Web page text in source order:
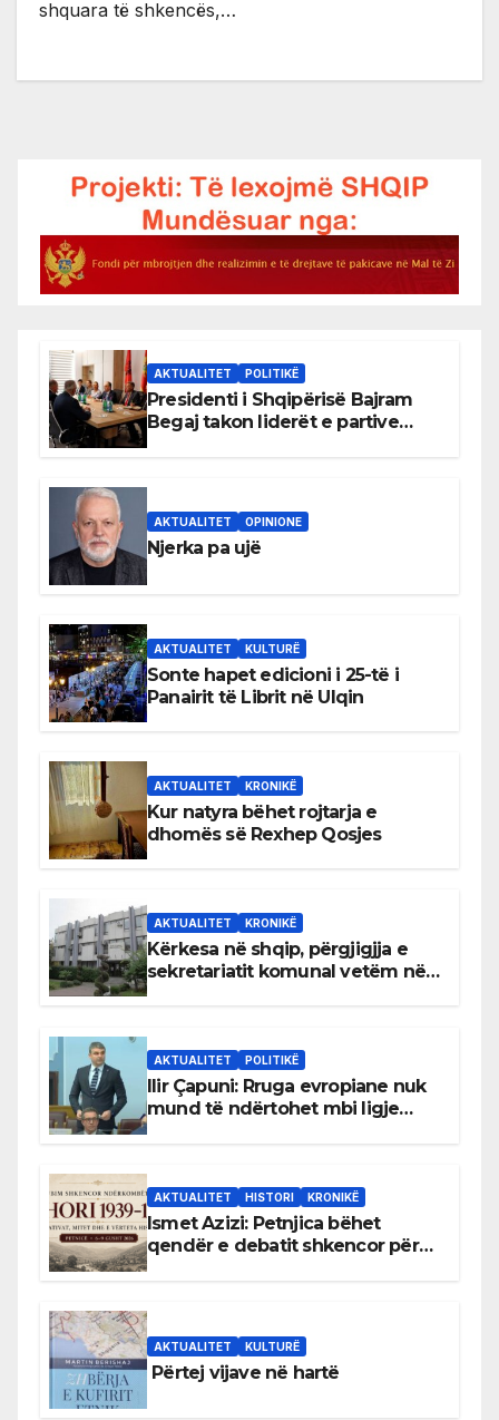
shquara të shkencës,…
AKTUALITET POLITIKË
Presidenti i Shqipërisë Bajram
Begaj takon liderët e partive
AKTUALITET OPINIONE
Njerka pa ujë
AKTUALITET KULTURË
Sonte hapet edicioni i 25-të i
Panairit të Librit në Ulqin
AKTUALITET KRONIKË
Kur natyra bëhet rojtarja e
dhomës së Rexhep Qosjes
AKTUALITET KRONIKË
Kërkesa në shqip, përgjigjja e
sekretariatit komunal vetëm në
AKTUALITET POLITIKË
Ilir Çapuni: Rruga evropiane nuk
mund të ndërtohet mbi ligje
AKTUALITET HISTORI KRONIKË
Ismet Azizi: Petnjica bëhet
qendër e debatit shkencor për
AKTUALITET KULTURË
Përtej vijave në hartë